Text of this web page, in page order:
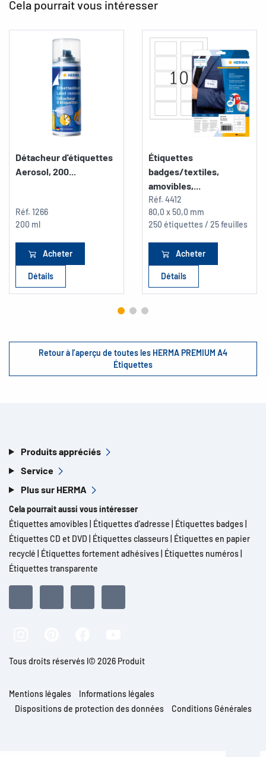
Cela pourrait vous intéresser
Détacheur d'étiquettes
Aerosol, 200...
Réf. 1266
200 ml
Acheter
Détails
Étiquettes
badges/textiles,
amovibles,...
Réf. 4412
80,0 x 50,0 mm
250 étiquettes / 25 feuilles
Acheter
Détails
Retour à l’aperçu de toutes les HERMA PREMIUM A4
Étiquettes
Produits appréciés
Service
Plus sur HERMA
Cela pourrait aussi vous intéresser
Étiquettes amovibles Étiquettes d'adresse Étiquettes badges
Étiquettes CD et DVD
Étiquettes classeurs Étiquettes en papier
recyclé
Étiquettes fortement adhésives Étiquettes numéros
Étiquettes transparente
Tous droits réservés l© 2026 Produit
Mentions légales
Informations légales
Dispositions de protection des données
Conditions Générales